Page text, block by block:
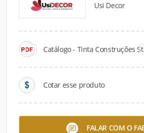
Usi Decor
Catálogo - Tinta Construções
Cotar esse produto
FALAR COM O
Catálogos para
Microrevestimento